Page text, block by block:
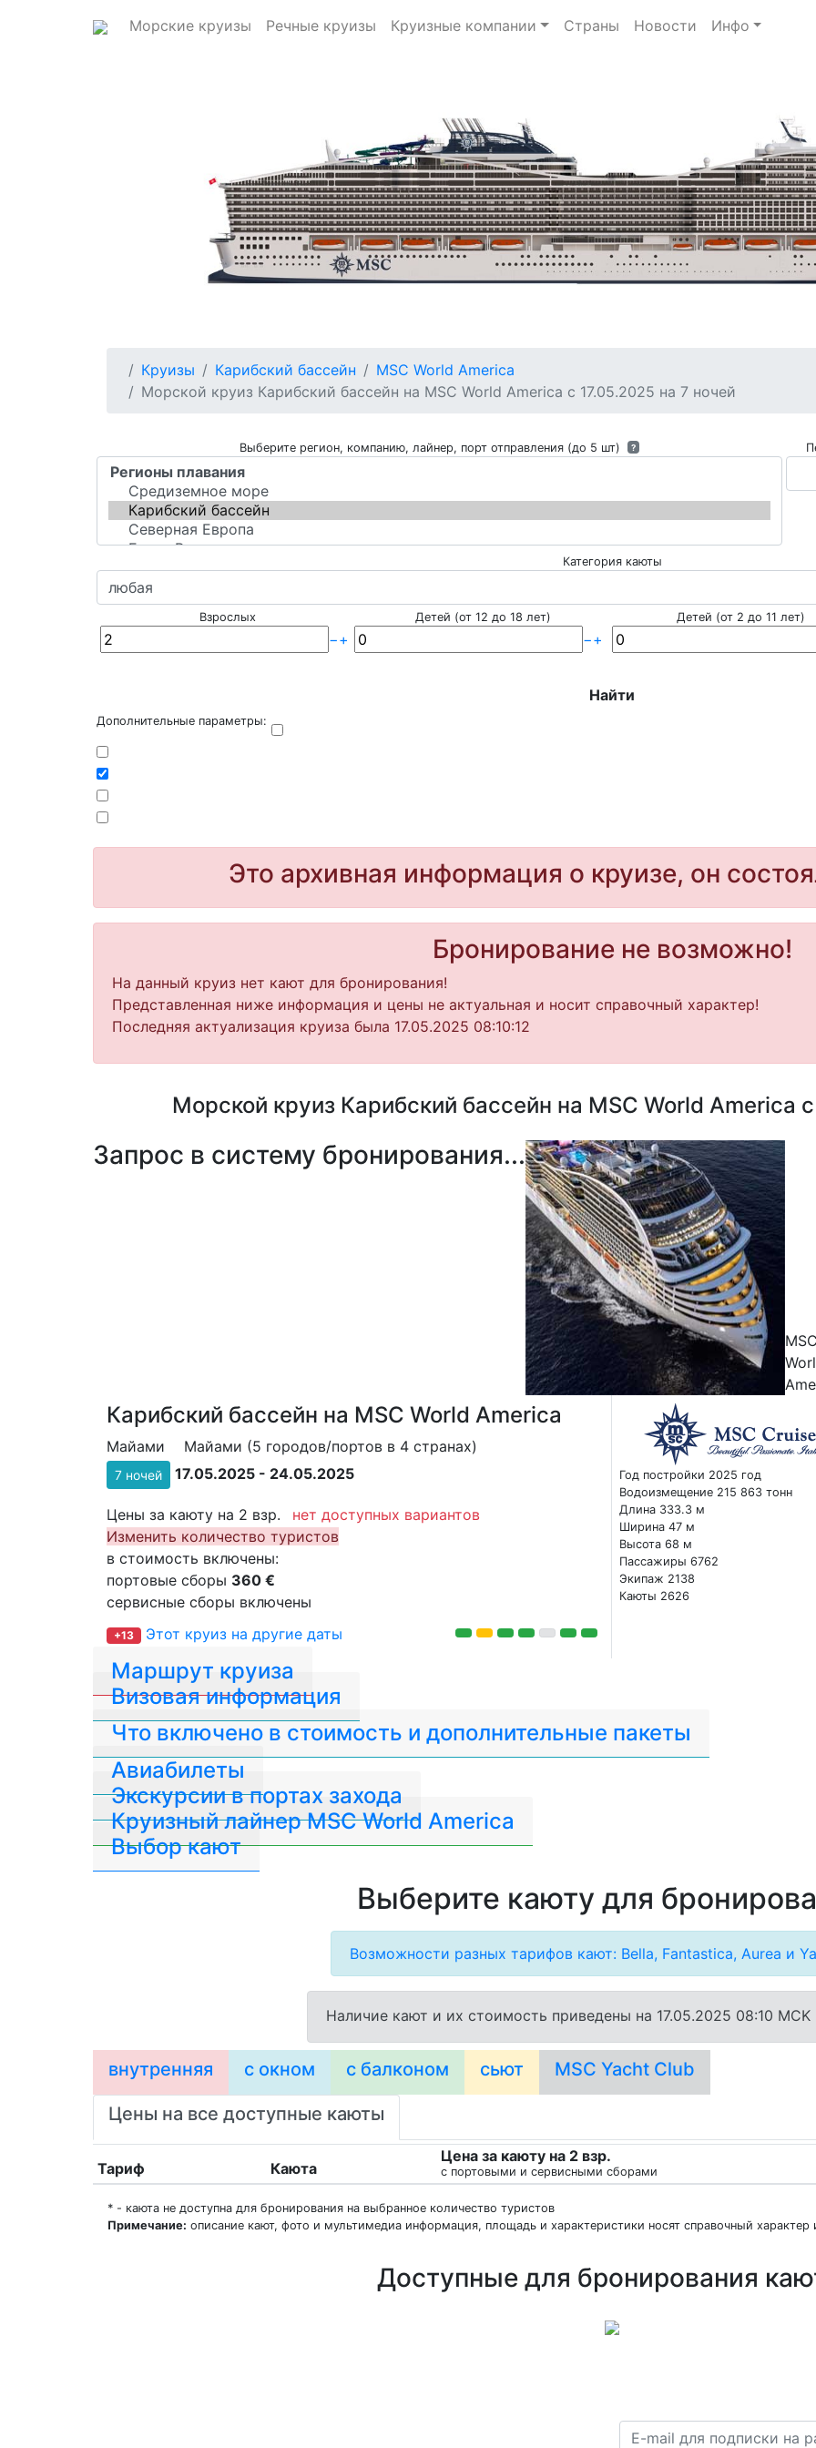
Морские круизы Речные круизы Круизные компании Страны Новости Инфо
Круизы Карибский бассейн
MSC World America
Морской круиз Карибский бассейн на MSC World America с 17.05.2025 на 7 ночей
Выберите регион, компанию, лайнер, порт отправления (до 5 шт) ?
Категория каюты
Взрослых
−+
Детей (от 12 до 18 лет)
−+
Детей (от 2 до 11 лет)
Найти
Дополнительные параметры:
Это архивная информация о круизе, он
Бронирование не возможно!
На данный круиз нет кают для бронирования!
Представленная ниже информация и цены не актуальная и носит справочный характер!
Последняя актуализация круиза была 17.05.2025 08:10:12
Морской круиз Карибский бассейн на MSC World America
MSC
Карибский бассейн на MSC World America
Майами Майами (5 городов/портов в 4 странах)
7 ночей 17.05.2025 - 24.05.2025
Цены за каюту на 2 взр.
нет доступных вариантов
Изменить количество туристов
в стоимость включены:
портовые сборы 360 €
сервисные сборы включены
+13 Этот круиз на другие даты
Год постройки 2025 год
Водоизмещение 215 863 тонн
Длина 333.3 м
Ширина 47 м
Высота 68 м
Пассажиры 6762
Экипаж 2138
Каюты 2626
Запрос в систему бронирования...
Маршрут круиза
Визовая информация
Авиабилеты
Что включено в стоимость и дополнительные пакеты
Экскурсии в портах захода
Круизный лайнер MSC World America
Выбор кают
Выберите каюту для
Возможности разных тарифов кают: Bella, Fantastica, Aurea и
Наличие кают и их стоимость приведены на 17.05.2025 08:10 MCK
внутренняя с окном с балконом сьют MSC Yacht Club
Цены на все доступные каюты
Тариф Каюта
Цена за каюту на 2 взр.
с портовыми и сервисными сборами
* - каюта не доступна для бронирования на выбранное количество туристов
Примечание: описание кают, фото и мультимедиа информация, площадь и характеристики носят справочный характер
Доступные для бронирования